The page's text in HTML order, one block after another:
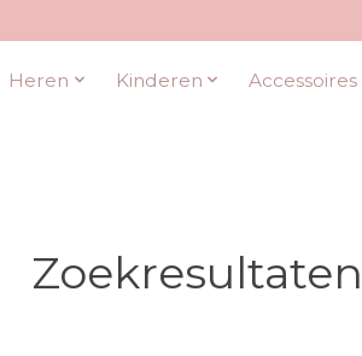
Heren Kinderen Accessoires